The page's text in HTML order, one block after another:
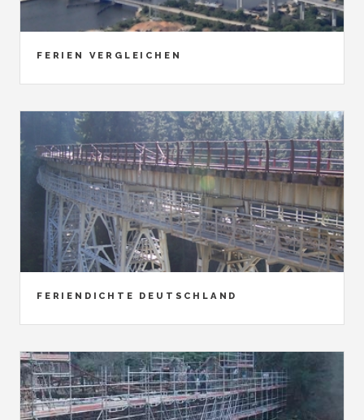
FERIEN VERGLEICHEN
FERIENDICHTE DEUTSCHLAND